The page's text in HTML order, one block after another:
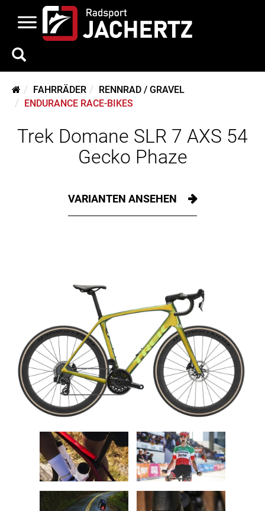
FAHRRÄDER
RENNRAD / GRAVEL
ENDURANCE RACE-BIKES
Trek Domane SLR 7 AXS 54
Gecko Phaze
VARIANTEN ANSEHEN